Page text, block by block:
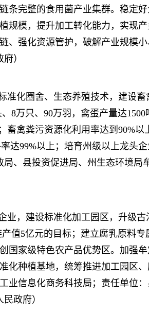
条完整的食用菌产业集群。稳定
模，提升加工转化能力，实现产
、强化资源管护，破解产业规模
）
化圈舍、生态养殖技术，建设
8万只、90万羽，禽蛋产量达
畜禽粪污资源化利用率达到90%
达99%以上；培育州级以上龙头
、县投资促进局、州生态环境局
，建设标准化加工园区，升级
值5亿元的目标；建立腐乳原料
国家级特色农产品优势区。加强
化种植基地，统筹推进加工园区
业信息化商务科技局；责任单位
政府）